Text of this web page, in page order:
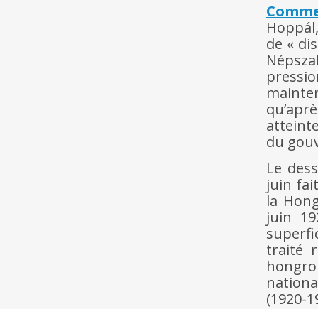
de «
du
Le
juin
la
juin
traité
(1920-